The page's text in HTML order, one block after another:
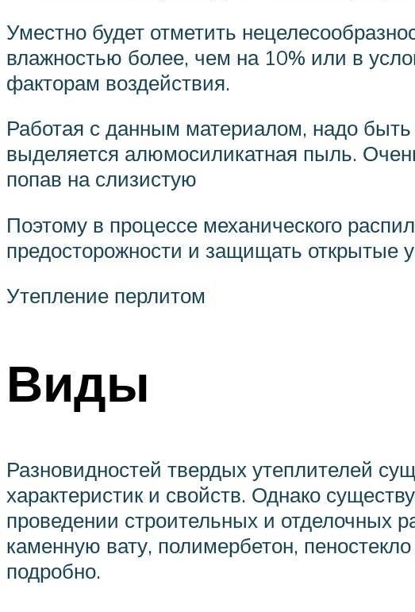
Уместно будет отметить
влажностью более, чем на 10% или в
факторам воздействия.
Работая с данным материалом, надо
выделяется алюмосиликатная пыль.
попав на слизистую
Поэтому в процессе механического
предосторожности и защищать открытые
Утепление перлитом
Виды
Разновидностей твердых утеплителей
характеристик и свойств. Однако
проведении строительных и отделочных
каменную вату, полимербетон,
подробно.